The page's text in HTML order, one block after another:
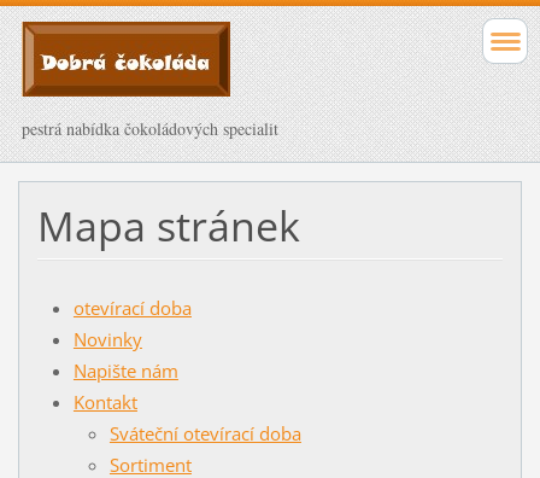
pestrá nabídka čokoládových specialit
Mapa stránek
otevírací doba
Novinky
Napište nám
Kontakt
Sváteční otevírací doba
Sortiment